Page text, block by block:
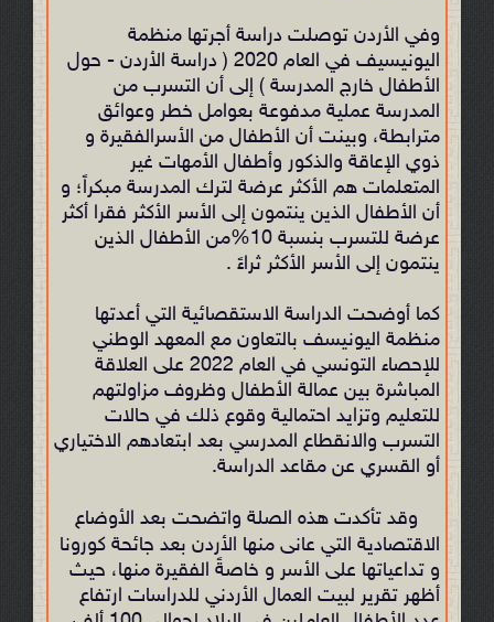
وفي الأردن توصلت دراسة أجرتها منظمة
اليونيسيف في العام 2020 ( دراسة الأردن - حول
الأطفال خارج المدرسة ) إلى أن التسرب من
المدرسة عملية مدفوعة بعوامل خطر وعوائق
مترابطة، وبينت أن الأطفال من الأسرالفقيرة و
ذوي الإعاقة والذكور وأطفال الأمهات غير
المتعلمات هم الأكثر عرضة لترك المدرسة مبكراً؛ و
أن الأطفال الذين ينتمون إلى الأسر الأكثر فقرا أكثر
عرضة للتسرب بنسبة 10%من الأطفال الذين
ينتمون إلى الأسر الأكثر ثراءً .
كما أوضحت الدراسة الاستقصائية التي أعدتها
منظمة اليونيسف بالتعاون مع المعهد الوطني
للإحصاء التونسي في العام 2022 على العلاقة
المباشرة بين عمالة الأطفال وظروف مزاولتهم
للتعليم وتزايد احتمالية وقوع ذلك في حالات
التسرب والانقطاع المدرسي بعد ابتعادهم الاختياري
أو القسري عن مقاعد الدراسة.
وقد تأكدت هذه الصلة واتضحت بعد الأوضاع
الاقتصادية التي عانى منها الأردن بعد جائحة كورونا
و تداعياتها على الأسر و خاصةً الفقيرة منها، حيث
أظهر تقرير لبيت العمال الأردني للدراسات ارتفاع